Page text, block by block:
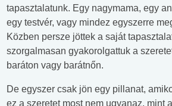
tapasztalatunk. Egy nagymama, egy
egy testvér, vagy mindez egyszerre
Közben persze jöttek a saját
szorgalmasan gyakorolgattuk a
baráton vagy barátnőn.
De egyszer csak jön egy pillanat,
ez a szeretet most nem ugyanaz, mint